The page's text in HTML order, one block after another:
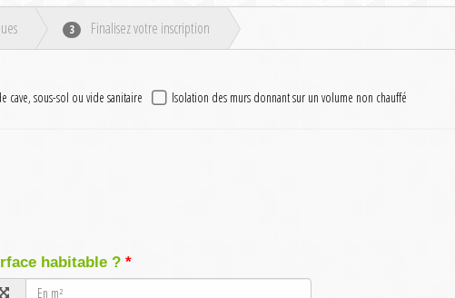
3 Finalisez votre inscription
cave, sous-sol ou vide sanitaire Isolation des murs donnant sur un volume non chauffé
habitable ?